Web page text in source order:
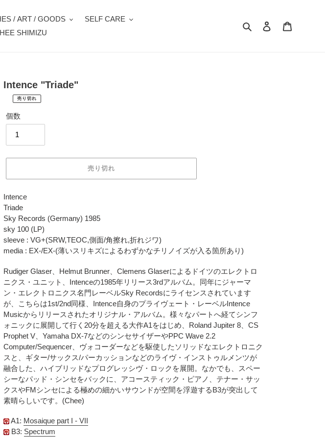
/ ART / GOODS
SELF CARE
SHIMIZU
検索 ログイン
Intence "Triade"
常
格
¥2,280
売り切れ
税
込
手
続
き
計
算
れ
ま
す
コ
ン
デ
ィ
シ
ョ
ン
表
記
に
い
て
個数
売り切れ
カ
ー
ト
に
商
品
追
加
す
る
Intence
Triade
Sky Records (Germany) 1985
sky 100 (LP)
sleeve : VG+(SRW,TEOC,側面/角擦れ,折れジワ)
media : EX-/EX-(薄いスリキズによるわずかなチリノイズが入る箇所あり)
Rudiger Glaser、Helmut Brunner、Clemens Glaserによるドイツのエレクトロ
ニクス・ユニット、Intenceの1985年リリース3rdアルバム。同年にジャーマ
ン・エレクトロニクス名門レーベルSky Recordsにライセンスされています
が、こちらは1st/2nd同様、Intence自身のプライヴェート・レーベルIntence
Musicからリリースされたオリジナル・アルバム。様々なパートへ経てシンフ
ォニックに展開して行く20分を超える大作A1をはじめ、Roland Jupiter 8、CS
Prophet V、Yamaha DX-7などのシンセサイザーやPPC Wave 2.2
Computer/Sequencer、ヴォコーダーなどを駆使したソリッドなエレクトロニク
スと、ギター/サックス/パーカッションなどのライヴ・インストゥルメンツが
融合した、ハイブリッドなプログレッシヴ・ロックを展開。なかでも、スペー
シーなパッド・シンセをバックに、アコースティック・ピアノ、テナー・サッ
クスやFMシンセによる極めの細かいサウンドが空間を浮遊するB3が突出して
素晴らしいです。(Chee)
A1: Mosaique part I - VII
B3: Spectrum